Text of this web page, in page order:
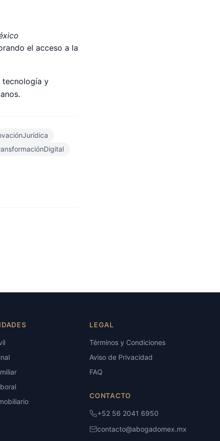
el acceso a la
tecnología y
LEGAL
Términos y Condiciones
Aviso de Privacidad
FAQ
CONTACTO
+52 56 2041 6950
contacto@abogadomex.mx